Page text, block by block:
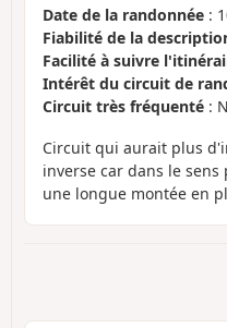
Date de la randonnée :
Fiabilité de la
Facilité à suivre
Intérêt du circuit de
Circuit très fréquenté :
Circuit qui aurait plus
inverse car dans le
une longue montée en